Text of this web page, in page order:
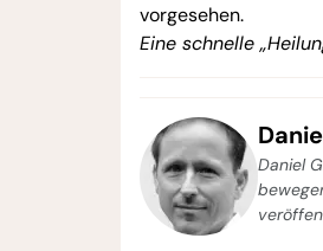
vorgesehen.
Eine schnelle
Daniel